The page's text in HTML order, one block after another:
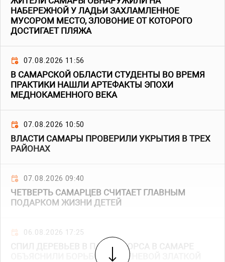
НАБЕРЕЖНОЙ У ЛАДЬИ ЗАХЛАМЛЕННОЕ
МУСОРОМ МЕСТО, ЗЛОВОНИЕ ОТ КОТОРОГО
ДОСТИГАЕТ ПЛЯЖА
07.08.2026 11:56
В САМАРСКОЙ ОБЛАСТИ СТУДЕНТЫ ВО ВРЕМЯ
ПРАКТИКИ НАШЛИ АРТЕФАКТЫ ЭПОХИ
МЕДНОКАМЕННОГО ВЕКА
07.08.2026 10:50
ВЛАСТИ САМАРЫ ПРОВЕРИЛИ УКРЫТИЯ В ТРЕХ
РАЙОНАХ
07.08.2026 09:40
ЧЕТВЕРТЬ САМАРЦЕВ СЧИТАЕТ ГЛАВНЫМ
ПОДАРКОМ ЖИЗНИ ДЕТЕЙ
06.08.2026 17:25
СПИЛ ДЕРЕВЬЕВ В ПАРКЕ ЩОРСА В САМАРЕ
ОБЪЯСНИЛИ БОРЬБОЙ С ЯСЕНЕВОЙ ЗЛАТКОЙ